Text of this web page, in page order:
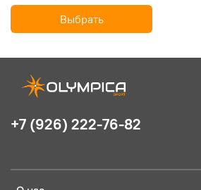
Выбрать
+7 (926) 222-76-82